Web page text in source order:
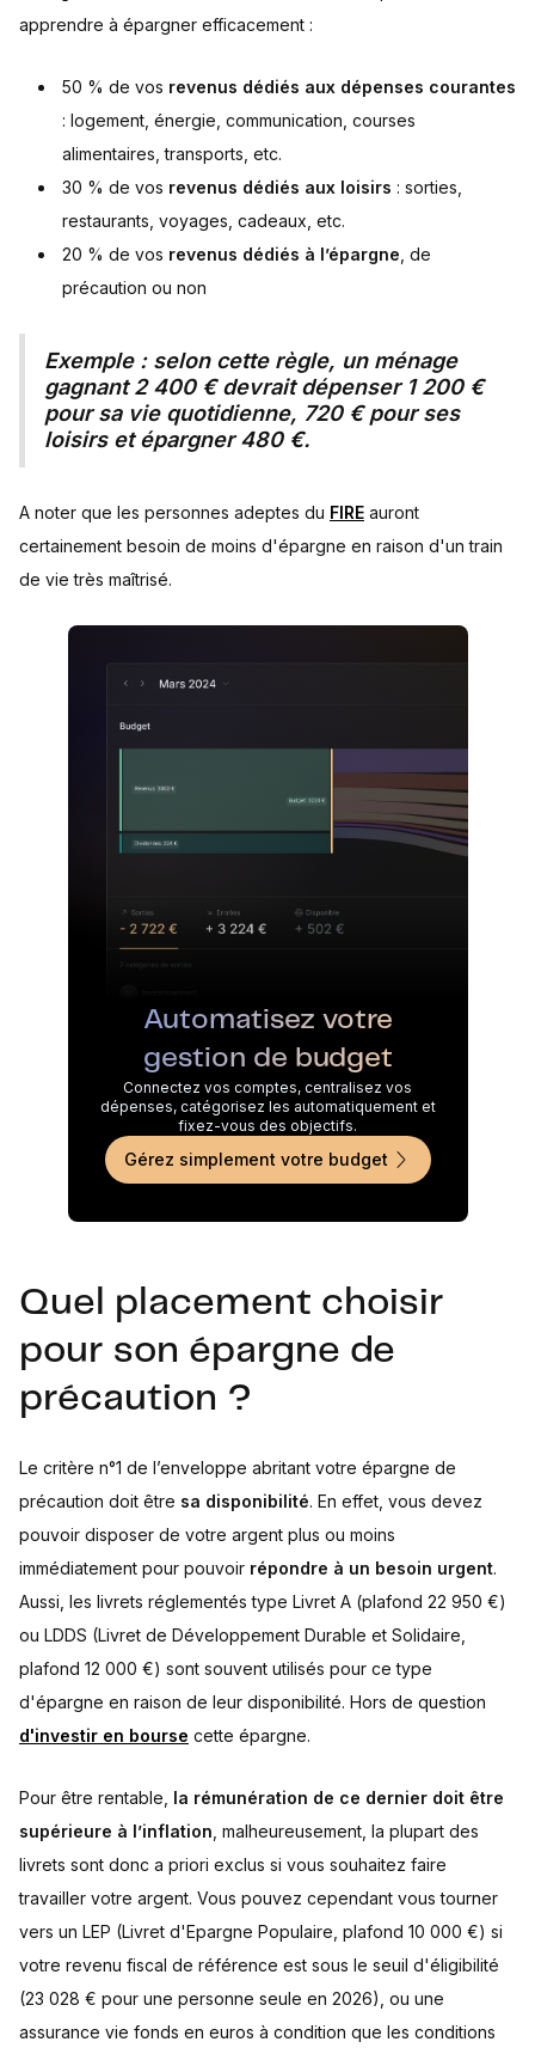
apprendre à épargner efficacement :
50 % de vos revenus dédiés aux dépenses courantes
: logement, énergie, communication, courses
alimentaires, transports, etc.
30 % de vos revenus dédiés aux loisirs : sorties,
restaurants, voyages, cadeaux, etc.
20 % de vos revenus dédiés à l’épargne , de
précaution ou non
Exemple : selon cette règle, un ménage
gagnant 2 400 € devrait dépenser 1 200 €
pour sa vie quotidienne, 720 € pour ses
loisirs et épargner 480 €.
A noter que les personnes adeptes du FIRE auront
certainement besoin de moins d'épargne en raison d'un train
de vie très maîtrisé.
Automatisez votre
gestion de budget
Connectez vos comptes, centralisez vos
dépenses, catégorisez les automatiquement et
fixez-vous des objectifs.
Gérez simplement votre budget
Quel placement choisir
pour son épargne de
précaution ?
Le critère n°1 de l’enveloppe abritant votre épargne de
précaution doit être sa disponibilité. En effet, vous devez
pouvoir disposer de votre argent plus ou moins
immédiatement pour pouvoir répondre à un besoin urgent.
Aussi, les livrets réglementés type Livret A (plafond 22 950 €)
ou LDDS (Livret de Développement Durable et Solidaire,
plafond 12 000 €) sont souvent utilisés pour ce type
d'épargne en raison de leur disponibilité. Hors de question
d'investir en bourse cette épargne.
Pour être rentable, la rémunération de ce dernier doit être
supérieure à l’inflation , malheureusement, la plupart des
livrets sont donc a priori exclus si vous souhaitez faire
travailler votre argent. Vous pouvez cependant vous tourner
vers un LEP (Livret d'Epargne Populaire, plafond 10 000 €) si
votre revenu fiscal de référence est sous le seuil d'éligibilité
(23 028 € pour une personne seule en 2026), ou une
assurance vie fonds en euros à condition que les conditions